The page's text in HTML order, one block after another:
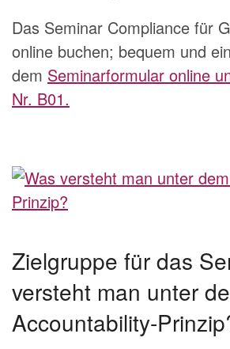
Das Seminar Compliance für
online buchen; bequem und
dem Seminarformular online
Nr. B01.
Zielgruppe für das
versteht man unter
Accountability-